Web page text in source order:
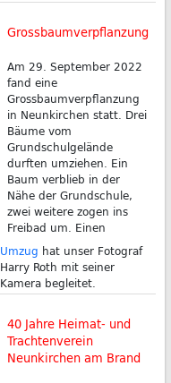
Grossbaumverpflanzung
Am 29. September 2022
fand eine
Grossbaumverpflanzung
in Neunkirchen statt. Drei
Bäume vom
Grundschulgelände
durften umziehen. Ein
Baum verblieb in der
Nähe der Grundschule,
zwei weitere zogen ins
Freibad um. Einen
Umzug hat unser Fotograf
Harry Roth mit seiner
Kamera begleitet.
40 Jahre Heimat- und
Trachtenverein
Neunkirchen am Brand